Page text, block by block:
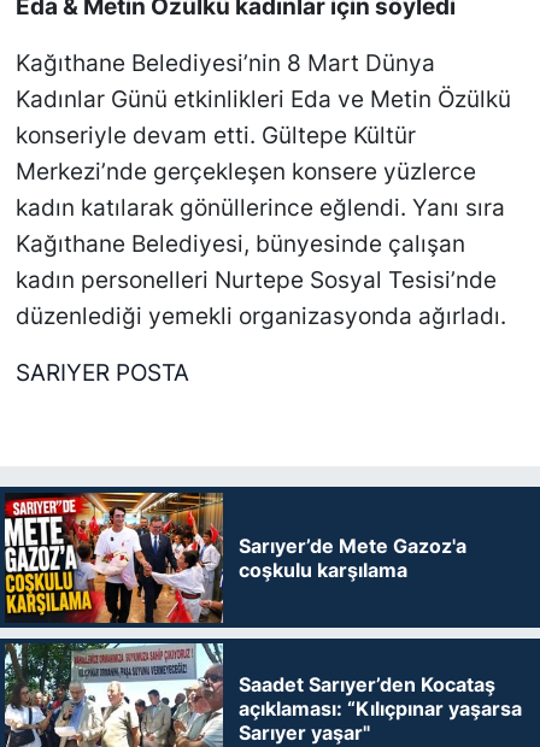
Eda & Metin Özülkü kadınlar için söyledi
Kağıthane Belediyesi’nin 8 Mart Dünya
Kadınlar Günü etkinlikleri Eda ve Metin Özülkü
konseriyle devam etti. Gültepe Kültür
Merkezi’nde gerçekleşen konsere yüzlerce
kadın katılarak gönüllerince eğlendi. Yanı sıra
Kağıthane Belediyesi, bünyesinde çalışan
kadın personelleri Nurtepe Sosyal Tesisi’nde
düzenlediği yemekli organizasyonda ağırladı.
SARIYER POSTA
Sarıyer’de Mete Gazoz'a
coşkulu karşılama
Saadet Sarıyer’den Kocataş
açıklaması: “Kılıçpınar yaşarsa
Sarıyer yaşar"